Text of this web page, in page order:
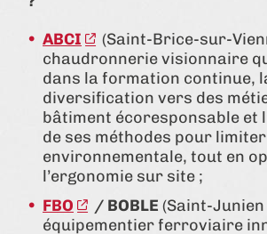
ABCI
(Saint-Brice-sur-
chaudronnerie visionnaire
dans la formation continue,
diversification vers des
bâtiment écoresponsable et
de ses méthodes pour
environnementale, tout en
l’ergonomie sur site ;
FBO
/ BOBLE (Saint-
équipementier ferroviaire